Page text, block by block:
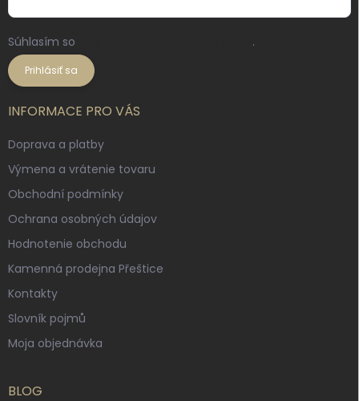
Súhlasím so .
Prihlásiť sa
INFORMACE PRO VÁS
Doprava a platby
Výmena a vrátenie tovaru
Obchodní podmínky
Ochrana osobných údajov
Hodnotenie obchodu
Kamenná prodejna Přeštice
Kontakty
Slovník pojmů
Moja objednávka
BLOG